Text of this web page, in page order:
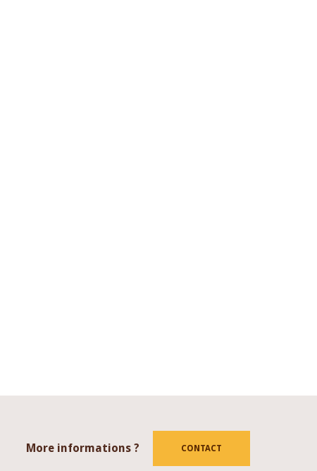
More informations ? CONTACT